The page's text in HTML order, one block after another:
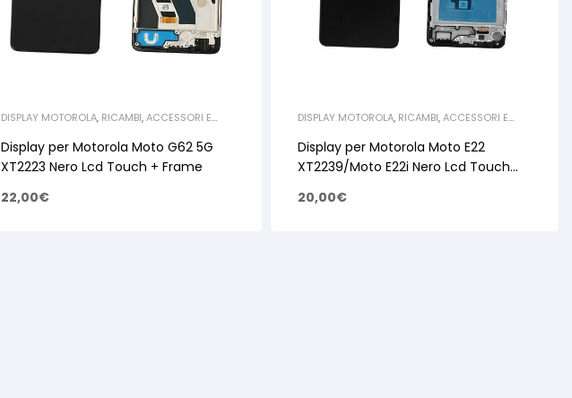
DISPLAY MOTOROLA, RICAMBI,ACCESSORI E
MOTOROLA
Display per Motorola Moto G62 5G
XT2223 Nero Lcd Touch + Frame
22,00€
DISPLAY MOTOROLA, RICAMBI,ACCESSORI E
MOTOROLA
Display per Motorola Moto E22
XT2239/Moto E22i Nero Lcd Touch
20,00€